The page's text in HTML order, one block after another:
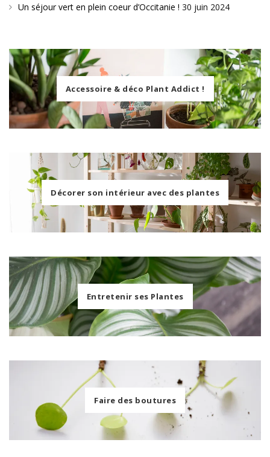
Un séjour vert en plein coeur d’Occitanie ! 30 juin 2024
Accessoire & déco Plant Addict !
Décorer son intérieur avec des plantes
Entretenir ses Plantes
Faire des boutures